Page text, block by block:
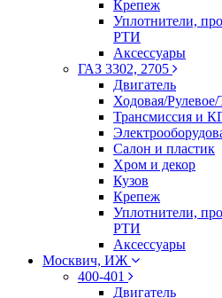
Крепеж
Уплотнители,
РТИ
Аксессуары
ГАЗ 3302, 2705
Двигатель
Ходовая/
Трансмиссия и
Салон и пластик
Хром и декор
Кузов
Крепеж
Уплотнители,
РТИ
Аксессуары
Москвич, ИЖ
400-401
Двигатель